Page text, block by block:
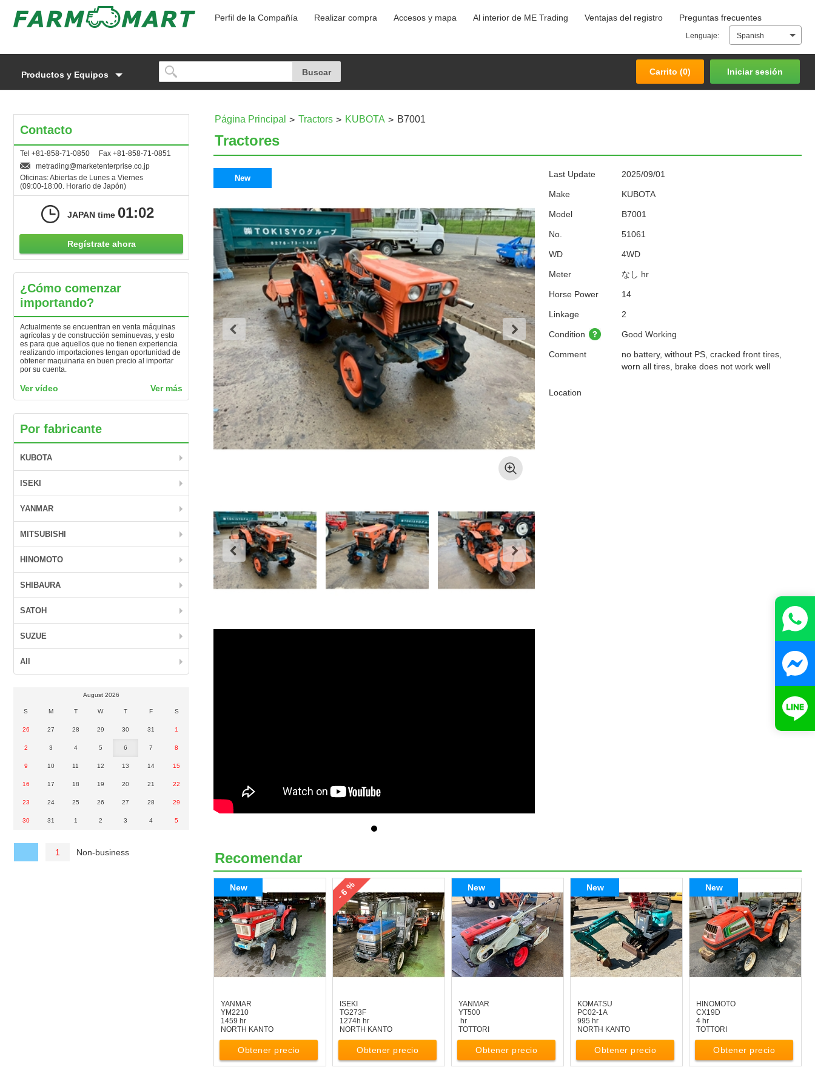
Perfil de la Compañía Realizar compra Accesos y mapa Al interior de ME Trading Ventajas del registro Preguntas frecuentes
Lenguaje: Spanish
Productos y Equipos Carrito (0) Iniciar sesión
Carrito ( 0) Iniciar sesión
Página Principal Tractors KUBOTA B7001
Tractores
New Last Update 2025/09/01
Make KUBOTA
Model B7001
No. 51061
WD 4WD
Meter なし hr
Horse Power 14
Linkage 2
Condition Good Working
Comment
no battery, without PS, cracked front tires,
worn all tires, brake does not work well
Location
Recomendar
New
YANMAR
YM2210
1459 hr
NORTH KANTO
Obtener precio
- 6 %
ISEKI
TG273F
1274h hr
NORTH KANTO
Obtener precio
New
YANMAR
YT500
hr
TOTTORI
Obtener precio
New
KOMATSU
PC02-1A
995 hr
NORTH KANTO
Obtener precio
New
HINOMOTO
CX19D
4 hr
TOTTORI
Obtener precio
Contacto
Tel +81-858-71-0850 Fax +81-858-71-0851
metrading
marketenterprise.co.jp
Oficinas: Abiertas de Lunes a Viernes
(09:00-18:00. Horario de Japón)
JAPAN time 01:02
Regístrate ahora
¿Cómo comenzar
importando?
Actualmente se encuentran en venta máquinas
agrícolas y de construcción seminuevas, y esto
es para que aquellos que no tienen experiencia
realizando importaciones tengan oportunidad de
obtener maquinaria en buen precio al importar
por su cuenta.
Ver vídeo Ver más
Por fabricante
KUBOTA
ISEKI
YANMAR
MITSUBISHI
HINOMOTO
SHIBAURA
SATOH
SUZUE
All
August 2026
S M T W T F S
26 27 28 29 30 31 1
2 3 4 5 6 7 8
9 10 11 12 13 14 15
16 17 18 19 20 21 22
23 24 25 26 27 28 29
30 31 1 2 3 4 5
1 Non-business